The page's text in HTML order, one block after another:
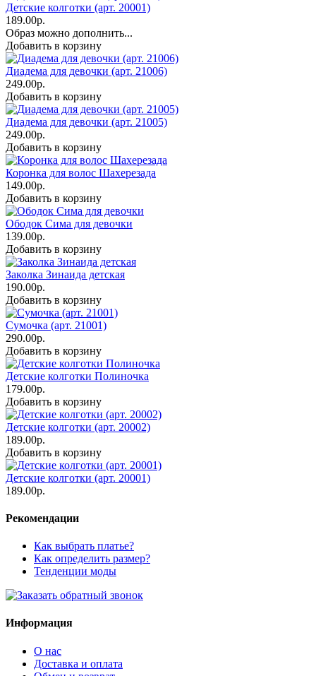
Детские колготки (арт. 20001)
189.00р.
Образ можно дополнить...
Добавить в корзину
Диадема для девочки (арт. 21006)
249.00р.
Добавить в корзину
Диадема для девочки (арт. 21005)
249.00р.
Добавить в корзину
Коронка для волос Шахерезада
149.00р.
Добавить в корзину
Ободок Сима для девочки
139.00р.
Добавить в корзину
Заколка Зинаида детская
190.00р.
Добавить в корзину
Сумочка (арт. 21001)
290.00р.
Добавить в корзину
Детские колготки Полиночка
179.00р.
Добавить в корзину
Детские колготки (арт. 20002)
189.00р.
Добавить в корзину
Детские колготки (арт. 20001)
189.00р.
Рекомендации
Как выбрать платье?
Как определить размер?
Тенденции моды
Информация
О нас
Доставка и оплата